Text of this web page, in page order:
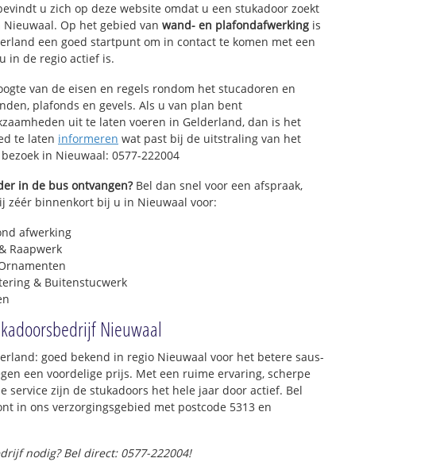
u zich op deze website omdat u een stukadoor zoekt
Op het gebied van wand- en plafondafwerking is
een goed startpunt om in contact te komen met een
in de regio actief is.
van de eisen en regels rondom het stucadoren en
plafonds en gevels. Als u van plan bent
uit te laten voeren in Gelderland, dan is het
te laten informeren wat past bij de uitstraling van het
in Nieuwaal: 0577-222004
in de bus ontvangen?Bel dan snel voor een afspraak,
zéér binnenkort bij u in Nieuwaal voor:
afwerking
Raapwerk
& Buitenstucwerk
Nieuwaal
goed bekend in regio Nieuwaal voor het betere saus-
een voordelige prijs. Met een ruime ervaring, scherpe
service zijn de stukadoors het hele jaar door actief. Bel
in ons verzorgingsgebied met postcode 5313 en
nodig? Bel direct: 0577-222004!